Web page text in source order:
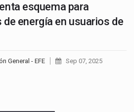
esquema para
energía en usuarios de
General - EFE Sep 07, 2025